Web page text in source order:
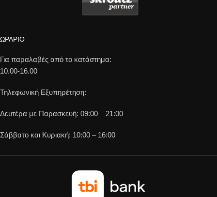
ΩΡΑΡΙΟ
Για παραλαβές από το κατάστημα:
10.00-16.00
Τηλεφωνική Εξυπηρέτηση:
Δευτέρα με Παρασκευή: 09:00 – 21:00
Σάββατο και Κυριακή: 10:00 – 16:00